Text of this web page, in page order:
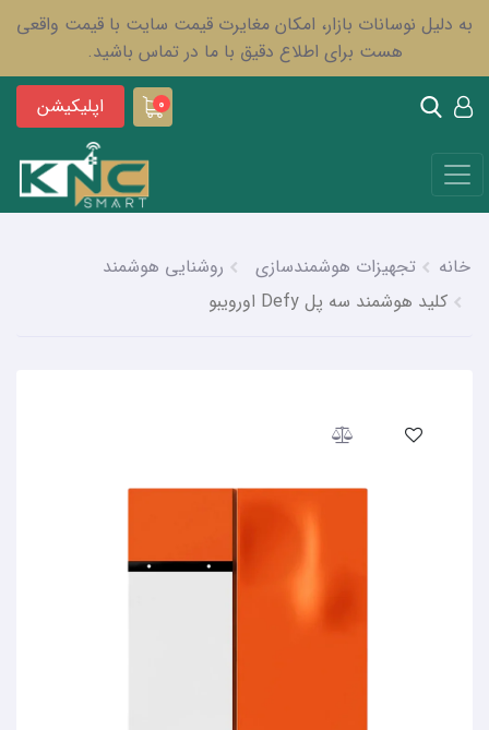
به دلیل نوسانات بازار، امکان مغایرت قیمت سایت با قیمت واقعی
هست برای اطلاع دقیق با ما در تماس باشید.
0 اپلیکیشن
خانه تجهیزات هوشمندسازی
روشنایی هوشمند
کلید هوشمند سه پل Defy اورویبو